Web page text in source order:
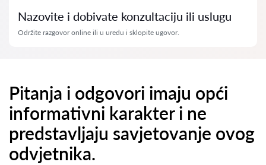
Nazovite i dobivate konzultaciju ili uslugu
Održite razgovor online ili u uredu i sklopite ugovor.
Pitanja i odgovori imaju opći
informativni karakter i ne
predstavljaju savjetovanje ovog
odvjetnika.